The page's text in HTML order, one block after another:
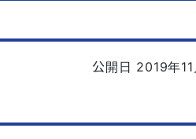
公開日 2019年11